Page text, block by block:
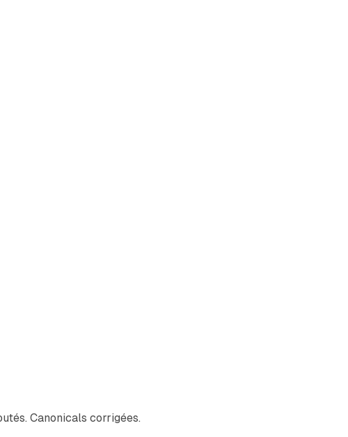
Canonicals corrigées.